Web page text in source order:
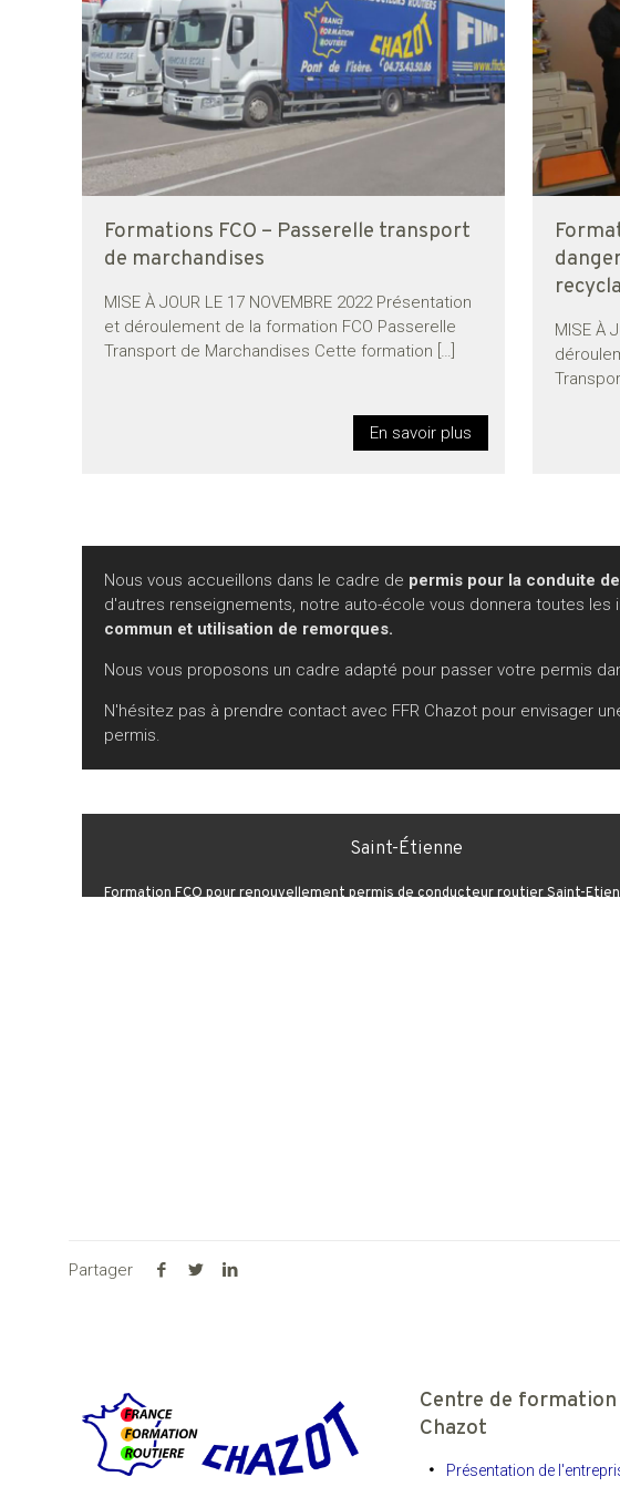
Formations FCO – Passerelle transport
de marchandises
MISE À JOUR LE 17 NOVEMBRE 2022 Présentation
et déroulement de la formation FCO Passerelle
Transport de Marchandises Cette formation […]
En savoir plus
MISE À
Nous vous accueillons dans le cadre de permis pour la conduite
d'autres renseignements, notre auto-école vous donnera toutes
commun et utilisation de remorques.
Nous vous proposons un cadre adapté pour passer votre permis
N'hésitez pas à prendre contact avec FFR Chazot pour envisager
permis.
Saint-Étienne
Formation FCO pour renouvellement permis de conducteur routier Saint-
Partager
Centre de formation
Chazot
Présentation de